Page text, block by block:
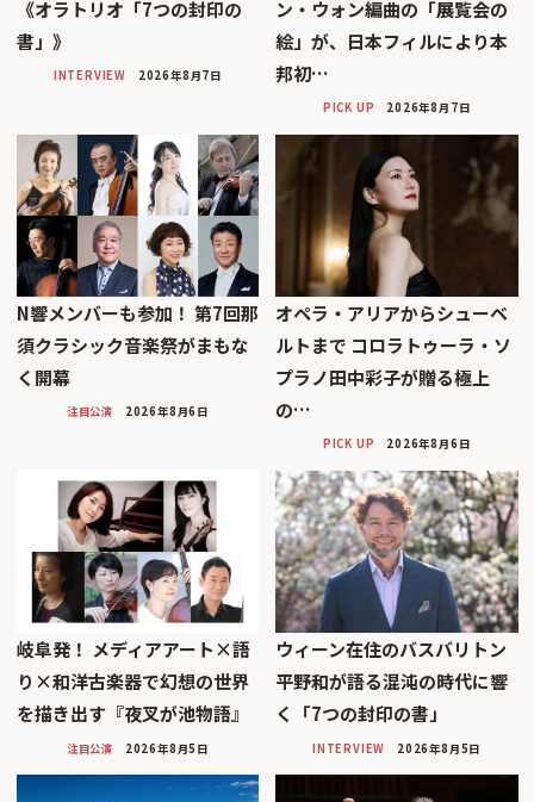
《オラトリオ「7つの封印の
書」》
INTERVIEW 2026年8月7日
ン・ウォン編曲の「展覧会の
絵」が、日本フィルにより本
邦初…
PICK UP 2026年8月7日
N響メンバーも参加！ 第7回那
須クラシック音楽祭がまもな
く開幕
注目公演 2026年8月6日
オペラ・アリアからシューベ
ルトまで コロラトゥーラ・ソ
プラノ田中彩子が贈る極上
の…
PICK UP 2026年8月6日
岐阜発！ メディアアート×語
り×和洋古楽器で幻想の世界
を描き出す『夜叉が池物語』
注目公演 2026年8月5日
ウィーン在住のバスバリトン
平野和が語る混沌の時代に響
く「7つの封印の書」
INTERVIEW 2026年8月5日